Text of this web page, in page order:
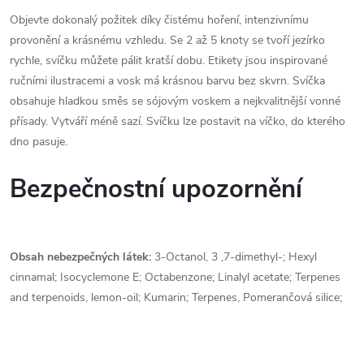
Objevte dokonalý požitek díky čistému hoření, intenzivnímu
provonění a krásnému vzhledu. Se 2 až 5 knoty se tvoří jezírko
rychle, svíčku můžete pálit kratší dobu. Etikety jsou inspirované
ručními ilustracemi a vosk má krásnou barvu bez skvrn. Svíčka
obsahuje hladkou směs se sójovým voskem a nejkvalitnější vonné
přísady. Vytváří méně sazí. Svíčku lze postavit na víčko, do kterého
dno pasuje.
Bezpečnostní upozornění
Obsah nebezpečných látek: 3-Octanol, 3 ,7-dimethyl-; Hexyl
cinnamal; Isocyclemone E; Octabenzone; Linalyl acetate; Terpenes
and terpenoids, lemon-oil; Kumarin; Terpenes, Pomerančová silice;